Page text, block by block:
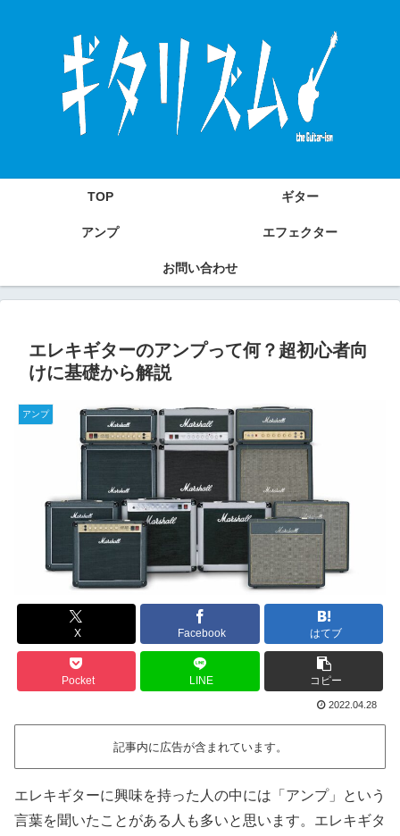
TOP ギター
アンプ エフェクター
お問い合わせ
エレキギターのアンプって何？超初心者向
けに基礎から解説
アンプ
X Facebook はてブ
Pocket LINE コピー
2022.04.28
記事内に広告が含まれています。
エレキギターに興味を持った人の中には「アンプ」という
言葉を聞いたことがある人も多いと思います。エレキギタ